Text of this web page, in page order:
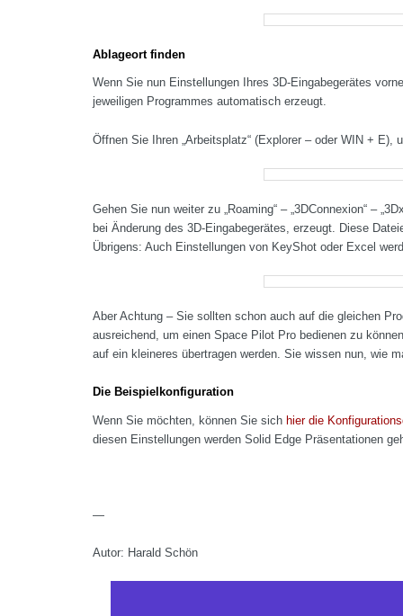
Ablageort finden
Wenn Sie nun Einstellungen Ihres 3D-Eingabegerätes
jeweiligen Programmes automatisch erzeugt.
Öffnen Sie Ihren „Arbeitsplatz“ (Explorer – oder WIN + E),
Gehen Sie nun weiter zu
„Roaming“ – „3DConnexion“ –
bei Änderung des 3D-Eingabegerätes, erzeugt. Diese
Übrigens: Auch Einstellungen von KeyShot oder Excel
Aber Achtung – Sie sollten schon auch auf die gleichen
ausreichend, um einen Space Pilot Pro bedienen zu
auf ein kleineres übertragen werden. Sie wissen nun, wie
Die Beispielkonfiguration
Wenn Sie möchten, können Sie sichhier die
diesen Einstellungen werden Solid Edge Präsentationen
—
Autor: Harald Schön